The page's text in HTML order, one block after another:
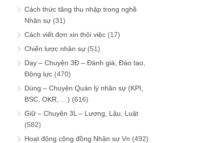
Cách thức tăng thu nhập trong nghề
Nhân sự (31)
Cách viết đơn xin thôi việc (17)
Chiến lược nhân sự (51)
Dạy – Chuyện 3Đ – Đánh giá, Đào tạo,
Động lực (470)
Dùng – Chuyện Quản lý nhân sự (KPI,
BSC, OKR, …) (616)
Giữ – Chuyện 3L – Lương, Lậu, Luật
(582)
Hoạt động cộng đồng Nhân sự Vn (492)